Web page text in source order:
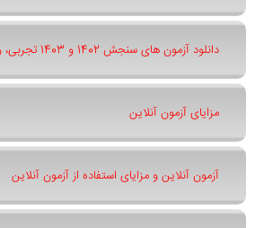
دانلود آزمون های سنجش 1402 و 1403 تجربی، ریاضی، انسانی
مزایای آزمون آنلاین
آزمون آنلاین و مزایای استفاده از آزمون آنلاین